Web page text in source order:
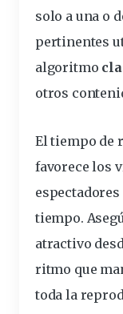
solo a una o
pertinentes
algoritmo
otros
El tiempo de
favorece los
espectadores
tiempo.
atractivo
ritmo que
toda la